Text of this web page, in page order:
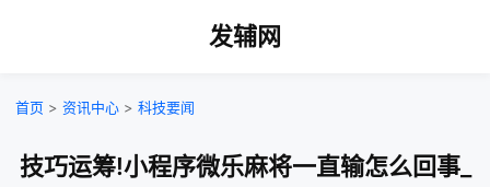
发辅网
首页 > 资讯中心 > 科技要闻
技巧运筹!小程序微乐麻将一直输怎么回事_